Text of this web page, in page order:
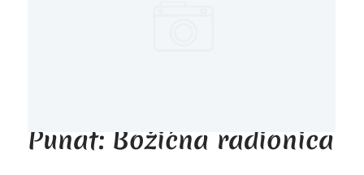
Punat: Božićna radionica